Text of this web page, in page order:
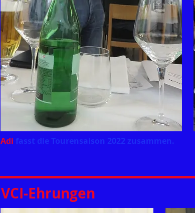
Adi fasst die Tourensaison 2022 zusammen.
VCI-Ehrungen